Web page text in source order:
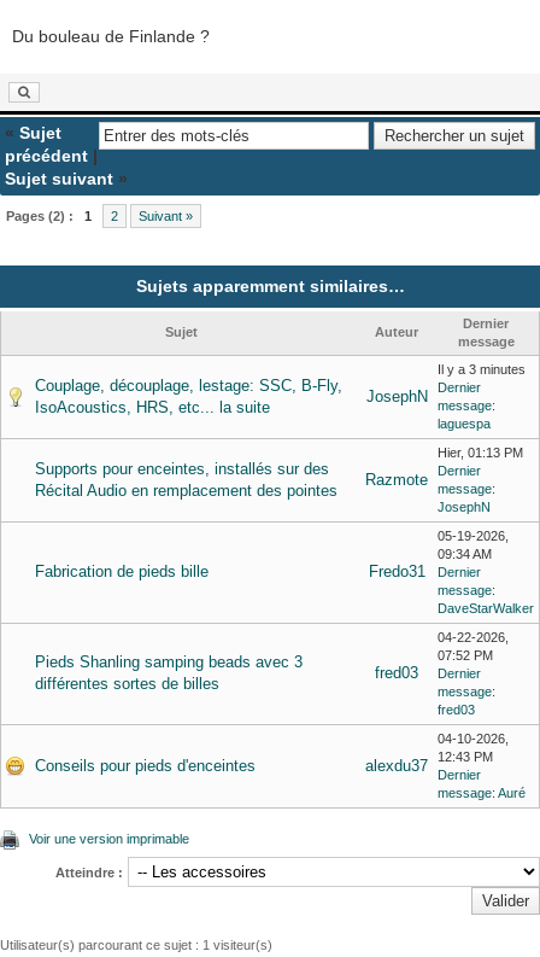
Du bouleau de Finlande ?
« Sujet
précédent |
Sujet suivant »
Pages (2) : 1 2 Suivant »
Sujets apparemment similaires…
Sujet Auteur
Dernier
message
Couplage, découplage, lestage: SSC, B-Fly,
IsoAcoustics, HRS, etc... la suite
JosephN
Il y a 3 minutes
Dernier
message:
laguespa
Supports pour enceintes, installés sur des
Récital Audio en remplacement des pointes
Razmote
Hier, 01:13 PM
Dernier
message:
JosephN
Fabrication de pieds bille Fredo31
05-19-2026,
09:34 AM
Dernier
message:
DaveStarWalker
Pieds Shanling samping beads avec 3
différentes sortes de billes
fred03
04-22-2026,
07:52 PM
Dernier
message:
fred03
Conseils pour pieds d'enceintes alexdu37
04-10-2026,
12:43 PM
Dernier
message: Auré
Voir une version imprimable
Atteindre :
Utilisateur(s) parcourant ce sujet : 1 visiteur(s)